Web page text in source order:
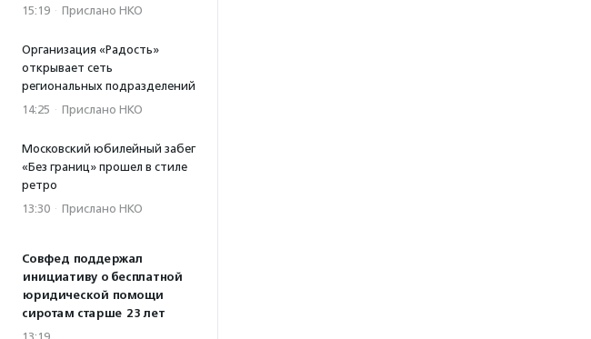
15:19 · Прислано НКО
Организация «Радость»
открывает сеть
региональных подразделений
14:25 · Прислано НКО
Московский юбилейный забег
«Без границ» прошел в стиле
ретро
13:30 · Прислано НКО
Совфед поддержал
инициативу о бесплатной
юридической помощи
сиротам старше 23 лет